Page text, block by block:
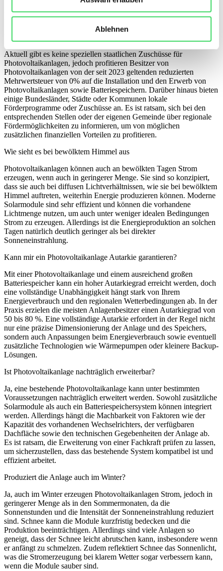
Ablehnen
Fragen zum Thema Photovoltaik
Aktuell gibt es keine speziellen staatlichen Zuschüsse für
Photovoltaikanlagen, jedoch profitieren Besitzer von
Photovoltaikanlagen von der seit 2023 geltenden reduzierten
Mehrwertsteuer von 0% auf die Installation und den Erwerb von
Photovoltaikanlagen sowie Batteriespeichern. Darüber hinaus bieten
einige Bundesländer, Städte oder Kommunen lokale
Förderprogramme oder Zuschüsse an. Es ist ratsam, sich bei den
entsprechenden Stellen oder der eigenen Gemeinde über regionale
Fördermöglichkeiten zu informieren, um von möglichen
zusätzlichen finanziellen Vorteilen zu profitieren.
Wie sieht es bei bewölktem Himmel aus
Photovoltaikanlagen können auch an bewölkten Tagen Strom
erzeugen, wenn auch in geringerer Menge. Sie sind so konzipiert,
dass sie auch bei diffusen Lichtverhältnissen, wie sie bei bewölktem
Himmel auftreten, weiterhin Energie produzieren können. Moderne
Solarmodule sind sehr effizient und können die vorhandene
Lichtmenge nutzen, um auch unter weniger idealen Bedingungen
Strom zu erzeugen. Allerdings ist die Energieproduktion an solchen
Tagen natürlich deutlich geringer als bei direkter
Sonneneinstrahlung.
Kann mir ein Photovoltaikanlage Autarkie garantieren?
Mit einer Photovoltaikanlage und einem ausreichend großen
Batteriespeicher kann ein hoher Autarkiegrad erreicht werden, doch
eine vollständige Unabhängigkeit hängt stark von Ihrem
Energieverbrauch und den regionalen Wetterbedingungen ab. In der
Praxis erzielen die meisten Anlagenbesitzer einen Autarkiegrad von
50 bis 80 %. Eine vollständige Autarkie erfordert in der Regel nicht
nur eine präzise Dimensionierung der Anlage und des Speichers,
sondern auch Anpassungen beim Energieverbrauch sowie eventuell
zusätzliche Technologien wie Wärmepumpen oder kleinere Backup-
Lösungen.
Ist Photovoltaikanlage nachträglich erweiterbar?
Ja, eine bestehende Photovoltaikanlage kann unter bestimmten
Voraussetzungen nachträglich erweitert werden. Sowohl zusätzliche
Solarmodule als auch ein Batteriespeichersystem können integriert
werden. Allerdings hängt die Machbarkeit von Faktoren wie der
Kapazität des vorhandenen Wechselrichters, der verfügbaren
Dachfläche sowie den technischen Gegebenheiten der Anlage ab.
Es ist ratsam, die Erweiterung von einer Fachkraft prüfen zu lassen,
um sicherzustellen, dass das bestehende System kompatibel ist und
effizient arbeitet.
Produziert die Anlage auch im Winter?
Ja, auch im Winter erzeugen Photovoltaikanlagen Strom, jedoch in
geringerer Menge als in den Sommermonaten, da die
Sonnenstunden und die Intensität der Sonneneinstrahlung reduziert
sind. Schnee kann die Module kurzfristig bedecken und die
Produktion beeinträchtigen. Allerdings sind viele Anlagen so
geneigt, dass der Schnee leicht abrutschen kann, insbesondere wenn
er anfängt zu schmelzen. Zudem reflektiert Schnee das Sonnenlicht,
was die Stromerzeugung bei klarem Wetter sogar verbessern kann,
wenn die Module sauber sind.